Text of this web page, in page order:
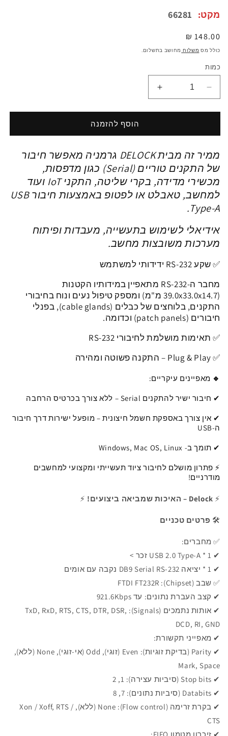
מקט: 66281
מחיר
רגיל
148.00 ₪
כולל מס משלוח מחושב בתשלום.
כמות
הפחתת
כמות
ל
סריאלי
מחיבור
USB-
A
זכר
לחיבור
מיני
Serial
RS-
נקבה
אומים
|
צ&#39;יפ
FTDI
אורך
מטר
הגדלת
כמות
ל
סריאלי
מחיבור
USB-
A
זכר
לחיבור
Serial
RS-
נקבה
אומים
|
צ&#39;יפ
FTDI
אורך
מטר
הוסף להזמנה
ממיר זה מבית DELOCK גרמניה מאפשר חיבור
של התקנים טוריים (Serial) כגון מדפסות,
מכשירי מדידה, בקרי שליטה, התקני IoT ועוד
למחשב, טאבלט או לפטופ באמצעות חיבור USB
Type-A
.
אידיאלי לשימוש בתעשייה, מעבדות ופיתוח
מערכות משובצות מחשב.
✅ שקע RS-232 ידידותי למשתמש
מחבר ה-RS-232 מתאפיין במידותיו הקטנות
(39.0x33.0x14.7 מ"מ) ומספק טיפול נעים ונוח בחיבורי
התקנים, בלוחצים של כבלים (cable glands), בפנלי
חיבורים (patch panels) וכדומה.
✅ תאימות מושלמת לחיבורי RS-232
✅ Plug & Play – התקנה פשוטה ומהירה
🔹 מאפיינים עיקריים:
✔ חיבור ישיר להתקנים Serial – ללא צורך בכרטיס הרחבה
✔ אין צורך באספקת חשמל חיצונית – מופעל ישירות דרך חיבור
ה-USB
✔ תומך ב- Windows, Mac OS, Linux
⚡ פתרון מושלם לחיבור ציוד תעשייתי ומקצועי למחשבים
מודרניים!
⚡ Delock – האיכות שמביאה ביצועים! ⚡
🛠️ פרטים טכניים
✅ מחברים:
✔ 1 * USB 2.0 Type-A זכר >
✔ 1 * יציאה
DB9 Serial RS-232 נקבה עם אומים
✅ שבב (Chipset): FTDI FT232R
✔ קצב העברת נתונים: עד 921.6Kbps
✔ אותות נתמכים (Signals): TxD, RxD, RTS, CTS, DTR, DSR,
DCD, RI, GND
✔ מאפייני תקשורת:
✔ Parity (בדיקת זוגיות): Even (זוגי), Odd (אי-זוגי), None (ללא),
Mark, Space
✔ Stop bits (סיביות עצירה): 1, 2
✔ Databits (סיביות נתונים): 7, 8
✔ בקרת זרימה (Flow control): None (ללא), Xon / Xoff, RTS /
CTS